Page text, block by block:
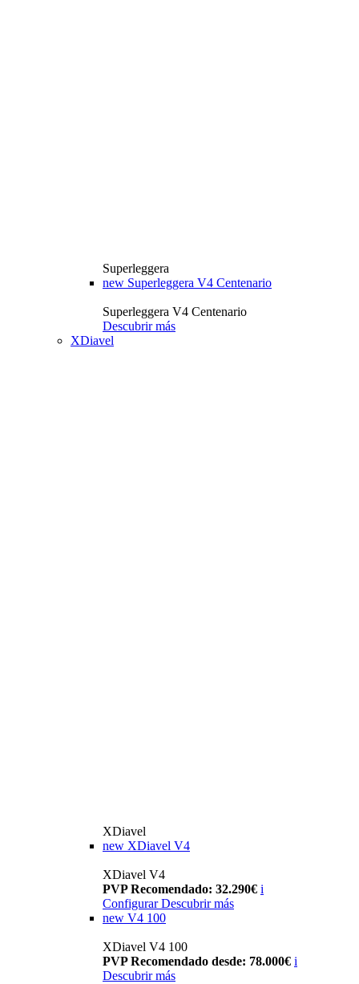
Superleggera
new Superleggera V4 Centenario
Superleggera V4 Centenario
Descubrir más
XDiavel
XDiavel
new XDiavel V4
XDiavel V4
PVP Recomendado: 32.290€ i
Configurar Descubrir más
new V4 100
XDiavel V4 100
PVP Recomendado desde: 78.000€ i
Descubrir más